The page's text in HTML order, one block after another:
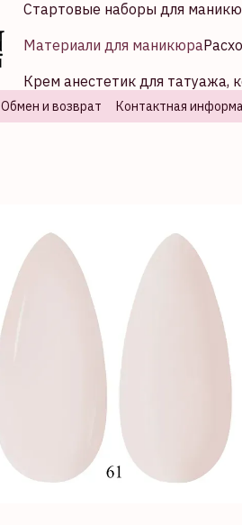
Стартовые наборы для
Материали для маникюра
Крем анестетик для татуажа,
Обмен и возврат Контактная